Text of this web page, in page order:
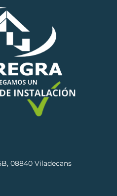
08840 Viladecans